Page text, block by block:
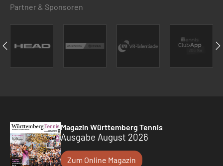
Partner & Sponsoren
Magazin Württemberg Tennis
Ausgabe August 2026
Zum Online Magazin